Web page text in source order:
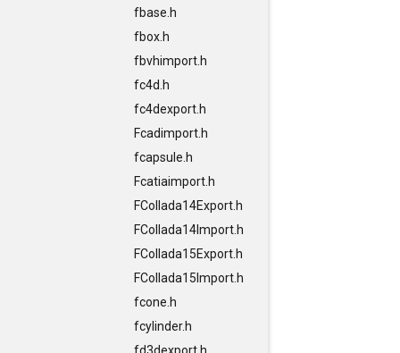
fbase.h
fbox.h
fbvhimport.h
fc4d.h
fc4dexport.h
Fcadimport.h
fcapsule.h
Fcatiaimport.h
FCollada14Export.h
FCollada14Import.h
FCollada15Export.h
FCollada15Import.h
fcone.h
fcylinder.h